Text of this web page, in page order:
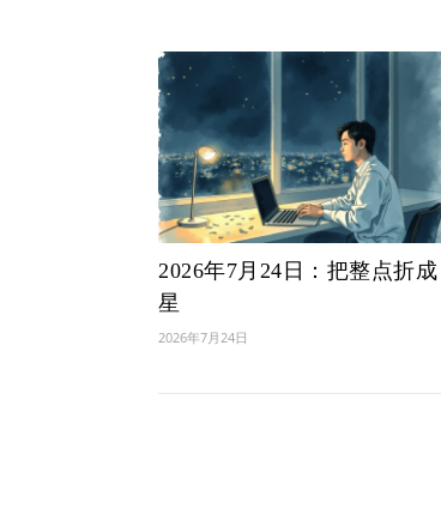
2026年7月24日：把整点折成
星
2026年7月24日